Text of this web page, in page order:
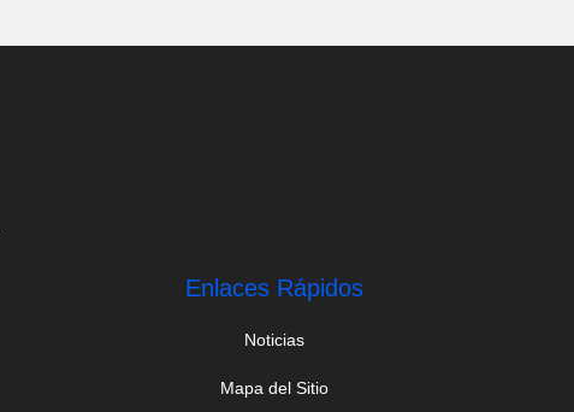
Enlaces Rápidos
Noticias
Mapa del Sitio